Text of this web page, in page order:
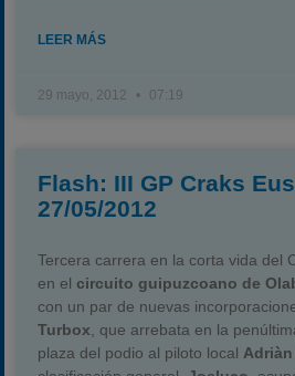
LEER MÁS
29 mayo, 2012 07:19
Flash: III GP Craks
27/05/2012
Tercera carrera en la corta vida del
en elcircuito guipuzcoano de
con un par de nuevas
Turbox , que arrebata en la
plaza del podio al piloto local Adriàn